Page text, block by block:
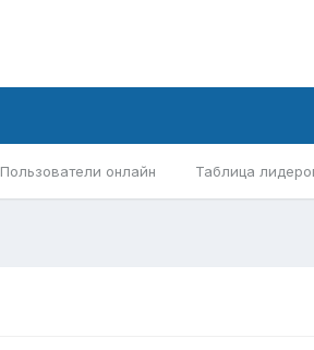
Пользователи онлайн Таблица